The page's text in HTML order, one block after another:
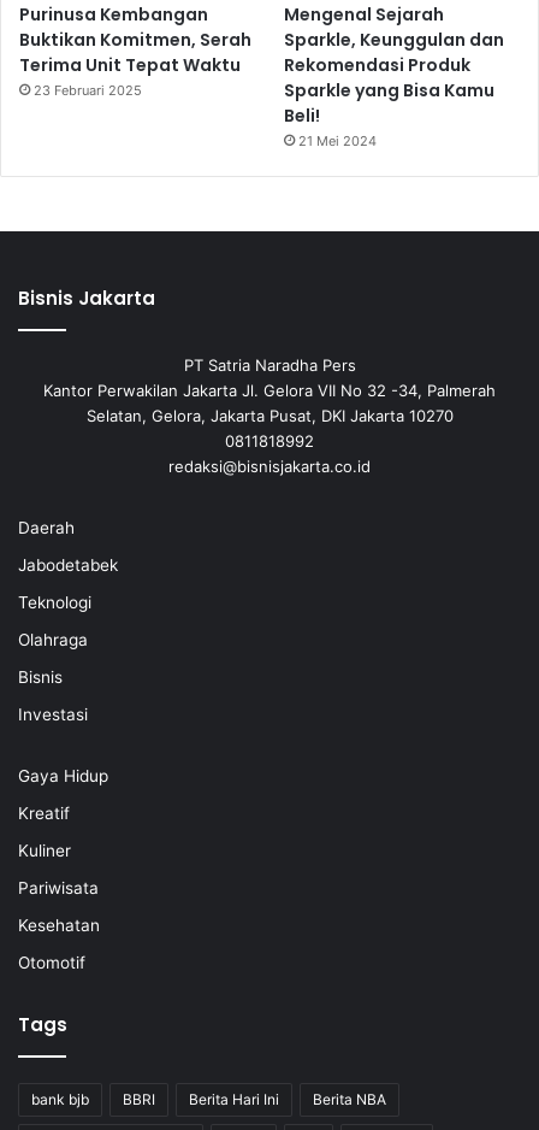
Purinusa Kembangan
Buktikan Komitmen, Serah
Terima Unit Tepat Waktu
23 Februari 2025
Mengenal Sejarah
Sparkle, Keunggulan dan
Rekomendasi Produk
Sparkle yang Bisa Kamu
Beli!
21 Mei 2024
Bisnis Jakarta
PT Satria Naradha Pers
Kantor Perwakilan Jakarta Jl. Gelora VII No 32 -34, Palmerah
Selatan, Gelora, Jakarta Pusat, DKI Jakarta 10270
0811818992
redaksi@bisnisjakarta.co.id
Daerah
Jabodetabek
Teknologi
Olahraga
Bisnis
Investasi
Gaya Hidup
Kreatif
Kuliner
Pariwisata
Kesehatan
Otomotif
Tags
bank bjb BBRI Berita Hari Ini Berita NBA